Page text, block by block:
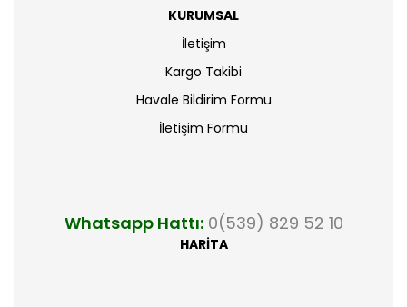
KURUMSAL
İletişim
Kargo Takibi
Havale Bildirim Formu
İletişim Formu
Whatsapp Hattı: 0(539) 829 52 10
HARİTA